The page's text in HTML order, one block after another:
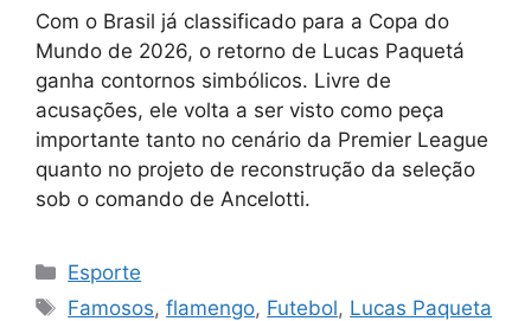
Com o Brasil já classificado para a Copa do
Mundo de 2026, o retorno de Lucas Paquetá
ganha contornos simbólicos. Livre de
acusações, ele volta a ser visto como peça
importante tanto no cenário da Premier League
quanto no projeto de reconstrução da seleção
sob o comando de Ancelotti.
Categorias
Esporte
Tags
Famosos,flamengo, Futebol, Lucas Paqueta